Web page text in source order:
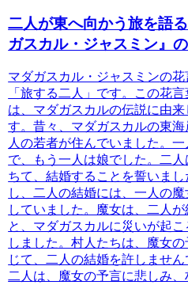
二人が東へ向かう旅を語
ガスカル・ジャスミン』
マダガスカル・ジャスミンの花
「旅する二人」です。この花
は、マダガスカルの伝説に由来
す。昔々、マダガスカルの東
人の若者が住んでいました。
で、もう一人は娘でした。二人
ちて、結婚することを誓いま
し、二人の結婚には、一人の
していました。魔女は、二人が
と、マダガスカルに災いが起
しました。村人たちは、魔女
じて、二人の結婚を許しません
二人は、魔女の予言に悲しみ